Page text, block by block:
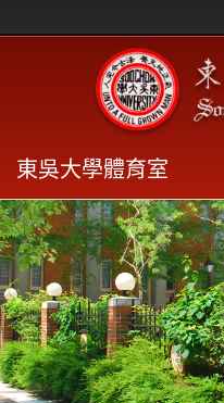
東吳大學體育室